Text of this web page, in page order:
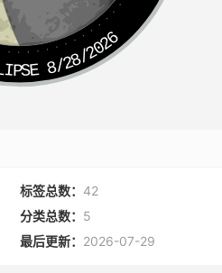
8/28/2026
标签总数： 42
分类总数： 5
最后更新： 2026-07-29